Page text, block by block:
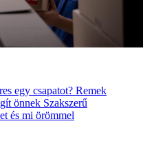
egy csapatot? Remek
önnek Szakszerű
és mi örömmel